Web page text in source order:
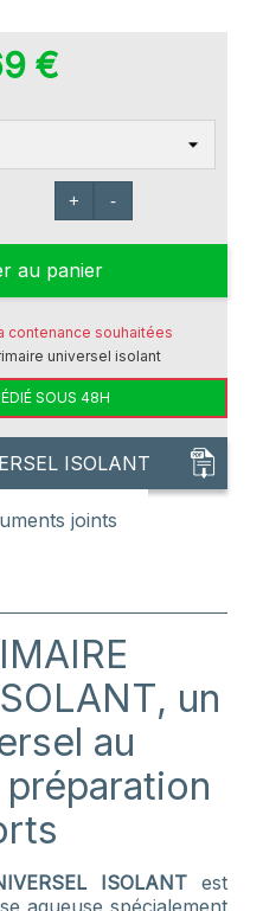
€
+ -
au panier
contenance souhaitées
universel isolant
SOUS 48H
ISOLANT
joints
un
au
ISOLANT est
aqueuse spécialement